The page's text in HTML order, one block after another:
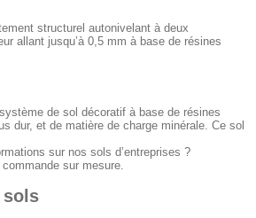
structurel autonivelant à deux
allant jusqu’à 0,5 mm à base de résines
de sol décoratif à base de résines
dur, et de matière de charge minérale. Ce sol
sur nos sols d’entreprises ?
commande sur mesure.
sols